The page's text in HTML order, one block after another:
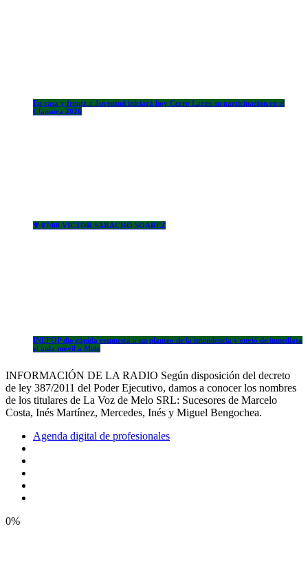
En casa y frente a Juventud iniciará hoy Cerro Largo su participación en el
Clausura 2026
✟ 07/08 VICTOR SARACHO SOAREZ
INEFOP dio rápida respuesta a un planteo de la intendencia y envió de inmediato
el aula móvil a Melo
INFORMACIÓN DE LA RADIO Según disposición del decreto
de ley 387/2011 del Poder Ejecutivo, damos a conocer los nombres
de los titulares de La Voz de Melo SRL: Sucesores de Marcelo
Costa, Inés Martínez, Mercedes, Inés y Miguel Bengochea.
Agenda digital de profesionales
0%